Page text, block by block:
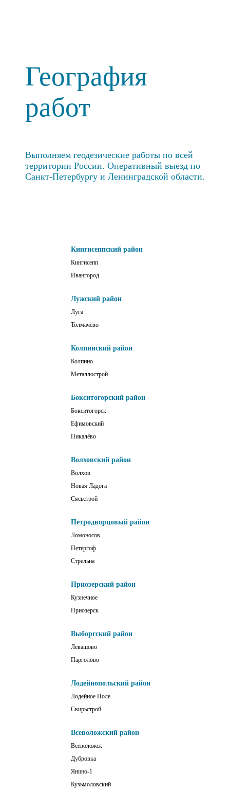
География
работ
Выполняем геодезические работы по всей
территории России. Оперативный выезд по
Санкт-Петербургу и Ленинградской области.
Кингисеппский район
Кингисепп
Ивангород
Лужский район
Луга
Толмачёво
Колпинский район
Колпино
Металлострой
Бокситогорский район
Бокситогорск
Ефимовский
Пикалёво
Волховский район
Волхов
Новая Ладога
Сясьстрой
Петродворцовый район
Ломоносов
Петергоф
Стрельна
Приозерский район
Кузнечное
Приозерск
Выборгский район
Левашово
Парголово
Лодейнопольский район
Лодейное Поле
Свирьстрой
Всеволожский район
Всеволожск
Дубровка
Янино-1
Кузьмоловский